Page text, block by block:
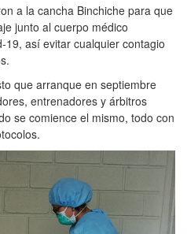
a la cancha Binchiche para que
junto al cuerpo médico
19, así evitar cualquier contagio
que arranque en septiembre
entrenadores y árbitros
se comience el mismo, todo con